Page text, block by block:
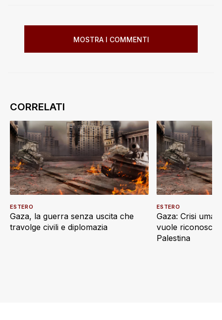
MOSTRA I COMMENTI
Gaza, la guerra senza uscita che
travolge civili e diplomazia
ESTERO
Gaza: Crisi
vuole
Palestina
ESTERO